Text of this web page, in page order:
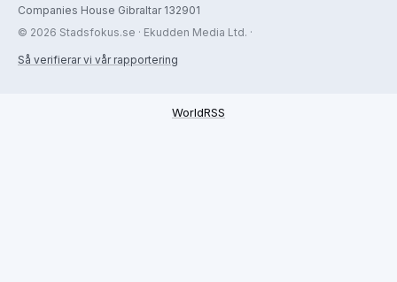
Companies House Gibraltar 132901
© 2026 Stadsfokus.se · Ekudden Media Ltd. ·
Så verifierar vi vår rapportering
WorldRSS